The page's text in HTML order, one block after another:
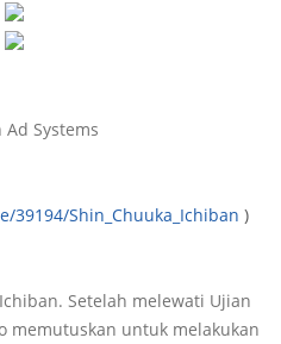
Systems
Shin_Chuuka_Ichiban )
Setelah melewati Ujian
memutuskan untuk melakukan